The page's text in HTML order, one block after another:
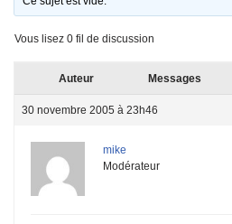
Vous lisez 0 fil de discussion
Auteur Messages
30 novembre 2005 à 23h46
mike
Modérateur